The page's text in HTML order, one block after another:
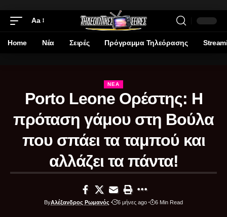
Aa
Home Νέα Σειρές Πρόγραμμα Τηλεόρασης
ΝΈΑ
Porto Leone Ορέστης: Η
πρόταση γάμου στη Βούλα
που σπάει τα ταμπού και
αλλάζει τα πάντα!
ByΑλέξανδρος Ρωμανός 6 μήνες ago 6 Min Read